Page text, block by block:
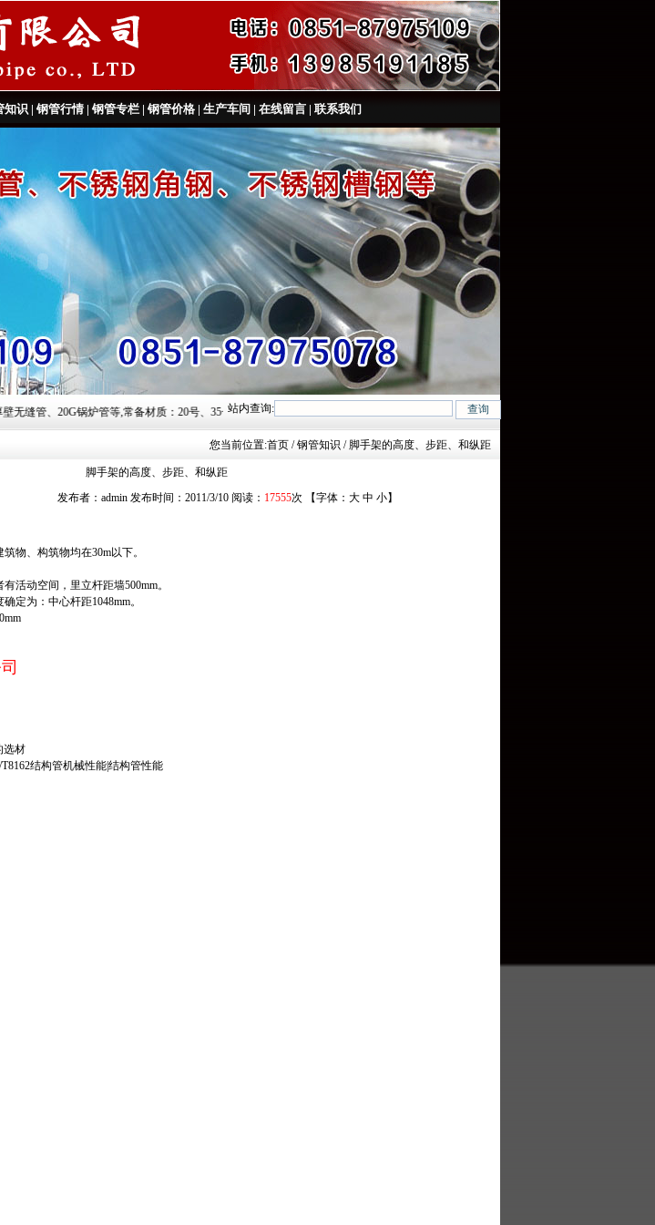
知识 | 钢管行情 | 钢管专栏 | 钢管价格 | 生产车间 | 在线留言 | 联系我们
管、20G锅炉管等,常备材质：20号、35号、45号、20G、40Cr、20Cr、16Mn-45Mn、27SiMn、Cr5Mo、12CrMo(T12)、12Cr1MoV
站内查询:
您当前位置:首页 / 钢管知识 / 脚手架的高度、步距、和纵距
脚手架的高度、步距、和纵距
发布者：admin 发布时间：2011/3/10 阅读： 17555次 【字体： 大 中 小】
物、构筑物均在30m以下。
活动空间，里立杆距墙500mm。
定为：中心杆距1048mm。
选材
结构管机械性能|结构管性能